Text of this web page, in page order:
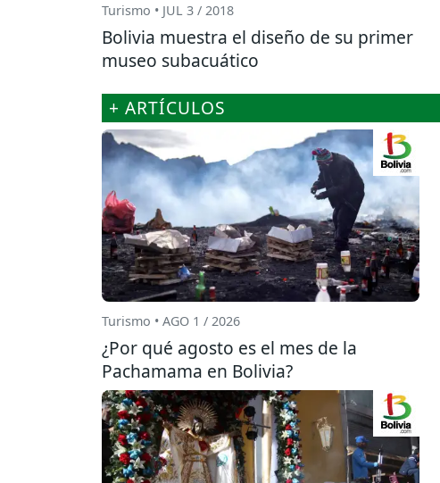
Turismo • JUL 3 / 2018
Bolivia muestra el diseño de su primer
museo subacuático
+ ARTÍCULOS
Turismo • AGO 1 / 2026
¿Por qué agosto es el mes de la
Pachamama en Bolivia?